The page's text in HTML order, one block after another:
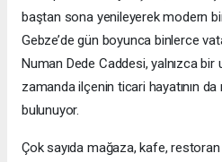
baştan sona yenileyerek modern
Gebze’de gün boyunca binlerce
Numan Dede Caddesi, yalnızca bir
zamanda ilçenin ticari hayatının
bulunuyor.
Çok sayıda mağaza, kafe,